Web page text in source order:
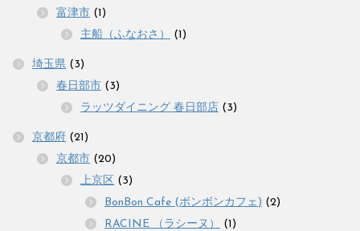
富津市 (1)
主船（ふなおさ）
(1)
埼玉県 (3)
春日部市 (3)
ラッツダイニング 春日部店 (3)
京都府 (21)
京都市 (20)
上京区 (3)
BonBon Cafe (ボンボンカフェ) (2)
RACINE （ラシーヌ）
(1)